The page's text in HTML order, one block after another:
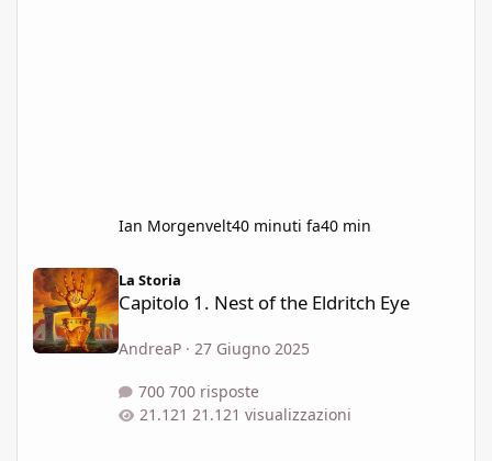
Ian Morgenvelt40 minuti fa40 min
Capitolo 1. Nest of the Eldritch Eye
La Storia
Capitolo 1. Nest of the Eldritch Eye
AndreaP· 27 Giugno 2025
700 risposte
21.121 visualizzazioni